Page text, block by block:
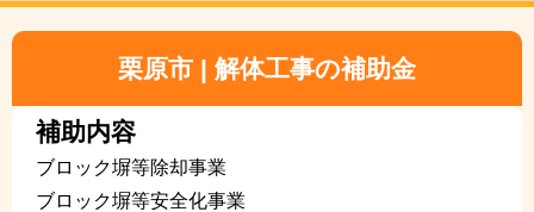
栗原市 | 解体工事の補助金
補助内容
ブロック塀等除却事業
ブロック塀等安全化事業